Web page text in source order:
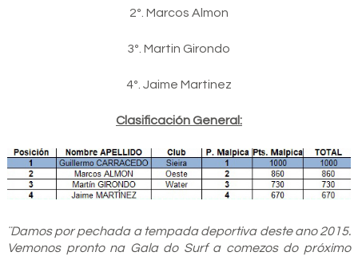
2º. Marcos Almon
3º. Martin Girondo
4º. Jaime Martinez
Clasificación General:
¨Damos por pechada a tempada deportiva deste ano 2015.
Vemonos pronto na Gala do Surf a comezos do próximo